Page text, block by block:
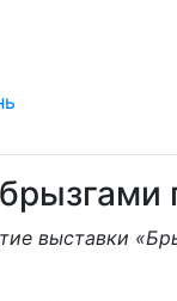
выставки